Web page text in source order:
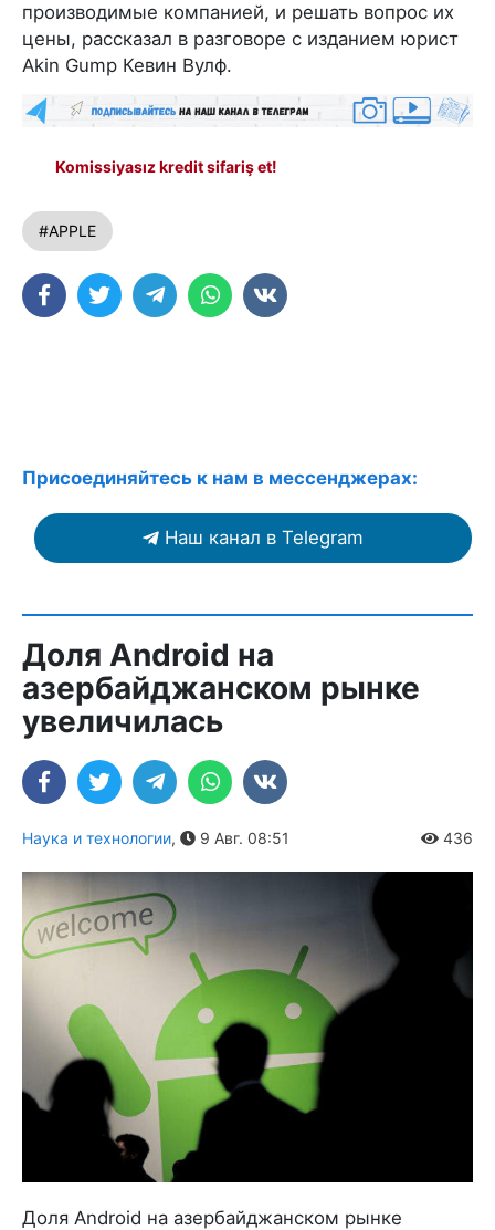
производимые компанией, и решать вопрос их
цены, рассказал в разговоре с изданием юрист
Akin Gump Кевин Вулф.
Komissiyasız kredit sifariş et!
#APPLE
Присоединяйтесь к нам в мессенджерах:
Наш канал в Telegram
Доля Android на
азербайджанском рынке
увеличилась
Наука и технологии, 9 Авг. 08:51 436
Доля Android на азербайджанском рынке